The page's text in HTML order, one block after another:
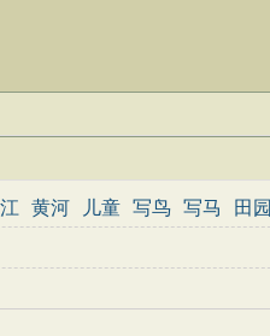
黄河 儿童 写鸟 写马
田园
高中古诗 古文观止
辞赋精选